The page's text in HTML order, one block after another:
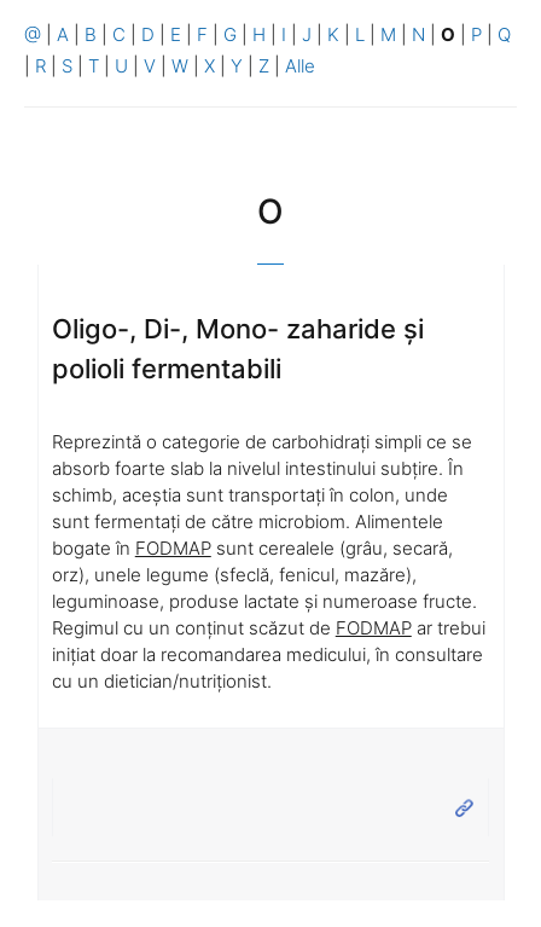
@ A B C D E F G H I J K L M N O P
Q
R S T U V W X Y Z Alle
O
Oligo-, Di-, Mono- zaharide și
polioli fermentabili
Reprezintă o categorie de carbohidrați simpli ce se
absorb foarte slab la nivelul intestinului subțire. În
schimb, aceștia sunt transportați în colon, unde
sunt fermentați de către microbiom. Alimentele
bogate în FODMAPsunt cerealele (grâu, secară,
orz), unele legume (sfeclă, fenicul, mazăre),
leguminoase, produse lactate și numeroase fructe.
Regimul cu un conținut scăzut de FODMAPar trebui
inițiat doar la recomandarea medicului, în consultare
cu un dietician/nutriționist.